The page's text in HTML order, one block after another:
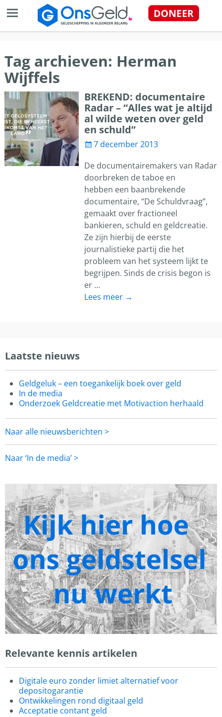
Tag archieven: Herman
Wijffels
BREKEND: documentaire
Radar – “Alles wat je altijd
al wilde weten over geld
en schuld”
7 december 2013
De documentairemakers van Radar
doorbreken de taboe en
hebben een baanbrekende
documentaire, “De Schuldvraag”,
gemaakt over fractioneel
bankieren, schuld en geldcreatie.
Ze zijn hierbij de eerste
journalistieke partij die het
probleem van het systeem lijkt te
begrijpen. Sinds de crisis begon is
er …
Lees meer →
Laatste nieuws
Geldgeluk – een toegankelijk boek over geld
In de media
Onderzoek Geldcreatie met Motivaction herhaald
Naar alle nieuwsberichten >
Naar ‘In de media’ >
Relevante kennis artikelen
Digitale euro zonder limiet alternatief voor
depositogarantie
Ontwikkelingen rond digitaal geld
Acceptatie contant geld